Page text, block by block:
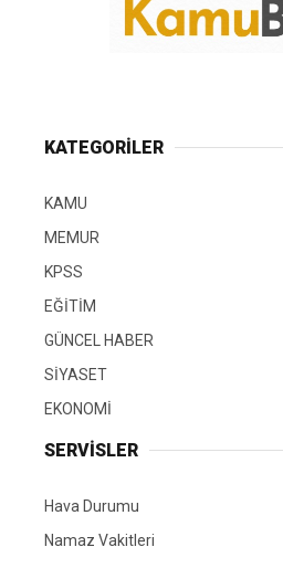
KATEGORİLER
KAMU
MEMUR
KPSS
EĞİTİM
GÜNCEL HABER
SİYASET
EKONOMİ
SERVİSLER
Hava Durumu
Namaz Vakitleri